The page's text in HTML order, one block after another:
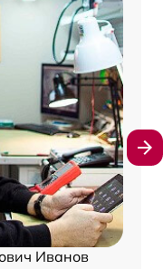
Иванов